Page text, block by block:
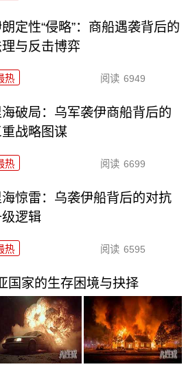
定性“侵略”：商船遇袭背后的
理与反击博弈
热 阅读 6949
海破局：乌军袭伊商船背后的
重战略图谋
热 阅读 6699
海惊雷：乌袭伊船背后的对抗
级逻辑
热 阅读 6595
国家的生存困境与抉择